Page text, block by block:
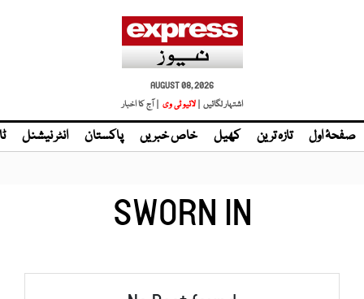
AUGUST 08, 2026
اشتہار لگائیں | لائیو ٹی وی | آج کا اخبار
صفحۂ اول تازہ ترین کھیل خاص خبریں پاکستان انٹر نیشنل
SWORN IN